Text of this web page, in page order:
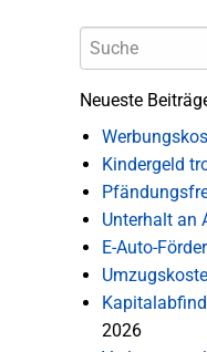
Neueste
Kindergeld
Unterhalt an
E-Auto-
2026